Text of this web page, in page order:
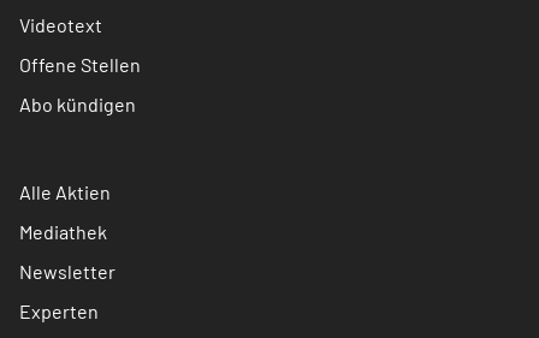
Videotext
Offene Stellen
Abo kündigen
Alle Aktien
Mediathek
Newsletter
Experten